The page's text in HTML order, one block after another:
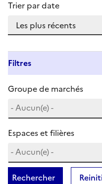
Trier par date
Filtres
Groupe de marchés
Espaces et filières
Rechercher